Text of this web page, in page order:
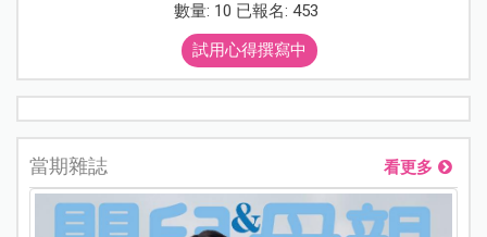
數量: 10 已報名: 453
試用心得撰寫中
當期雜誌 看更多